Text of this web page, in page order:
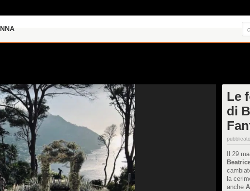
Le
di
Il 29
la
anche